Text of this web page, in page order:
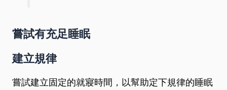
嘗試有充足睡眠
建立規律
嘗試建立固定的就寢時間，以幫助定下規律的睡眠